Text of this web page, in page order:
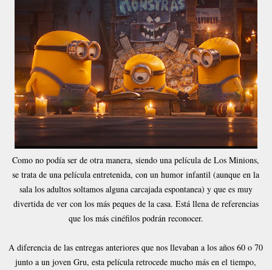
Como no podía ser de otra manera, siendo una película de Los Minions,
se trata de una película entretenida, con un humor infantil (aunque en la
sala los adultos soltamos alguna carcajada espontanea) y que es muy
divertida de ver con los más peques de la casa. Está llena de referencias
que los más cinéfilos podrán reconocer.
A diferencia de las entregas anteriores que nos llevaban a los años 60 o 70
junto a un joven Gru, esta película retrocede mucho más en el tiempo,